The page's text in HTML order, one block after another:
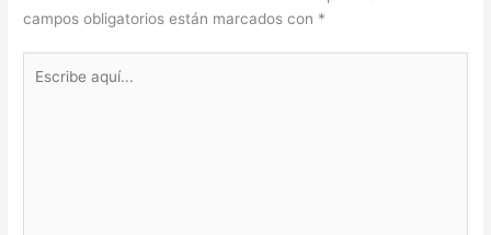
campos obligatorios están marcados con *
aquí...